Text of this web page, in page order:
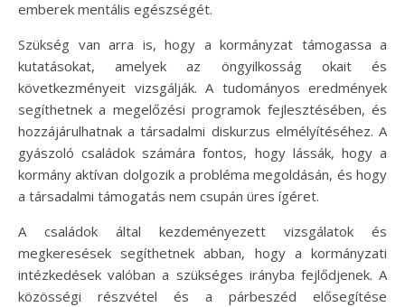
emberek mentális egészségét.
Szükség van arra is, hogy a kormányzat támogassa a
kutatásokat, amelyek az öngyilkosság okait és
következményeit vizsgálják. A tudományos eredmények
segíthetnek a megelőzési programok fejlesztésében, és
hozzájárulhatnak a társadalmi diskurzus elmélyítéséhez. A
gyászoló családok számára fontos, hogy lássák, hogy a
kormány aktívan dolgozik a probléma megoldásán, és hogy
a társadalmi támogatás nem csupán üres ígéret.
A családok által kezdeményezett vizsgálatok és
megkeresések segíthetnek abban, hogy a kormányzati
intézkedések valóban a szükséges irányba fejlődjenek. A
közösségi részvétel és a párbeszéd elősegítése